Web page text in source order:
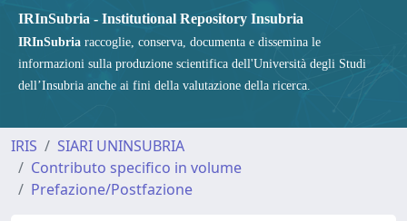
IRInSubria - Institutional Repository Insubria
IRInSubria raccoglie, conserva, documenta e dissemina le
informazioni sulla produzione scientifica dell'Università degli Studi
dell’Insubria anche ai fini della valutazione della ricerca.
IRIS
SIARI UNINSUBRIA
Contributo specifico in volume
Prefazione/Postfazione